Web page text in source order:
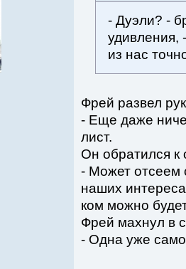
- Дуэли? -
удивления,
из нас
Фрей развел
- Еще даже
лист.
Он обратился к
- Может отсеем
наших
ком можно
Фрей махнул в
- Одна уже